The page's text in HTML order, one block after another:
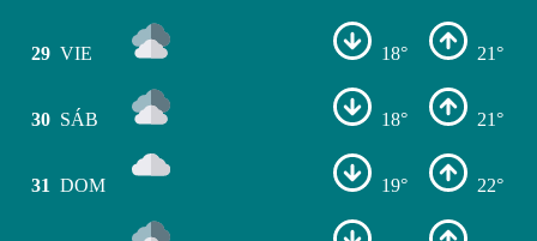
29 VIE 18° 21°
30 SÁB 18° 21°
31 DOM 19° 22°